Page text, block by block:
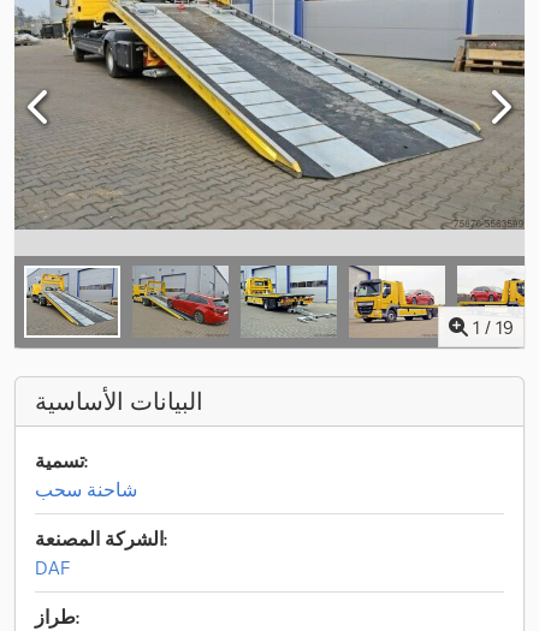
1 / 19
البيانات الأساسية
تسمية:
شاحنة سحب
الشركة المصنعة:
DAF
طراز: